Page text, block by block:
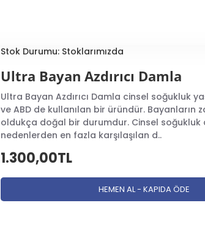
Stok Durumu: Stoklarımızda
Ultra Bayan Azdırıcı Damla
Ultra Bayan Azdırıcı Damla cinsel soğukluk
ve ABD de kullanılan bir üründür.
oldukça doğal bir durumdur. Cinsel soğukluk
nedenlerden en fazla karşılaşılan d..
1.300,00TL
HEMEN AL - KAPIDA ÖDE